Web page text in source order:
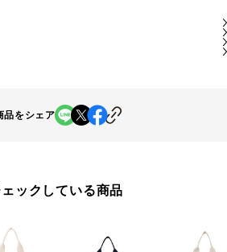
品をシェア
ックしている商品